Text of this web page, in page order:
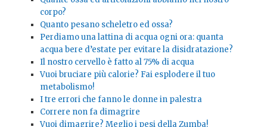
corpo?
Quanto pesano scheletro ed ossa?
Perdiamo una lattina di acqua ogni ora: quanta
acqua bere d’estate per evitare la disidratazione?
Il nostro cervello è fatto al 75% di acqua
Vuoi bruciare più calorie? Fai esplodere il tuo
metabolismo!
I tre errori che fanno le donne in palestra
Correre non fa dimagrire
Vuoi dimagrire? Meglio i pesi della Zumba!